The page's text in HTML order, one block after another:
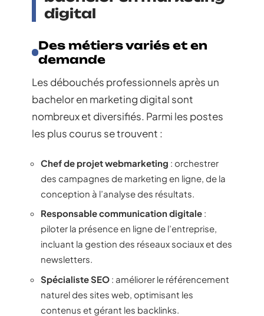
digital
Des métiers variés et en
demande
Les débouchés professionnels après un
bachelor en marketing digital sont
nombreux et diversifiés. Parmi les postes
les plus courus se trouvent :
Chef de projet webmarketing : orchestrer
des campagnes de marketing en ligne, de la
conception à l’analyse des résultats.
Responsable communication digitale :
piloter la présence en ligne de l’entreprise,
incluant la gestion des réseaux sociaux et des
newsletters.
Spécialiste SEO : améliorer le référencement
naturel des sites web, optimisant les
contenus et gérant les backlinks.